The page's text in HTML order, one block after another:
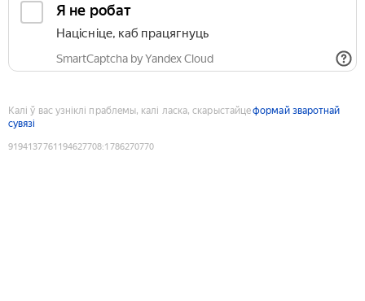
Я не робат
Націсніце, каб працягнуць
SmartCaptcha by Yandex Cloud
Калі ў вас узніклі праблемы, калі ласка, скарыстайцеформай зваротнай
сувязі
9194137761194627708:1786270770